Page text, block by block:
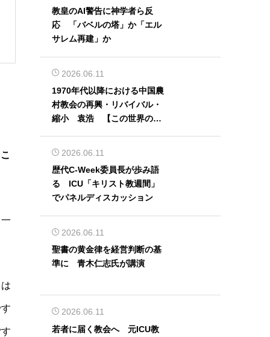
教皇のAI警告に神学者ら反
応 「バベルの塔」か「エル
サレム再建」か
2026.06.11
1970年代以降における中国農
村教会の再興・リバイバル・
縮小 袁浩 【この世界の片
2026.06.11
歴代C-Week委員長が歩み語
る ICU「キリスト教週間」
でパネルディスカッション
2026.06.11
聖書の黄金律を経営判断の基
準に 青木仁志氏が講演
2026.06.11
若者に届く教会へ 元ICU教